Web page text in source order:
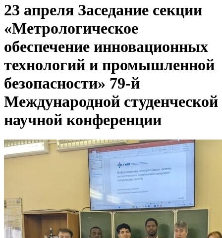
23 апреля Заседание секции
«Метрологическое
обеспечение инновационных
технологий и промышленной
безопасности» 79-й
Международной студенческой
научной конференции